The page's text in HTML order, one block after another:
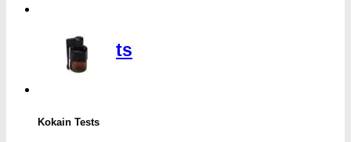
Narkotests
Kokain Tests